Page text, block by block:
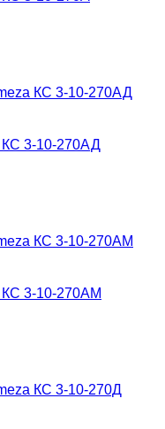
КС 3-10-270АД
КС 3-10-270АМ